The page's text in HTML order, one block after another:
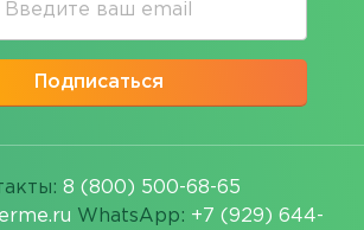
Подписаться
8 (800) 500-68-65
WhatsApp: +7 (929) 644-